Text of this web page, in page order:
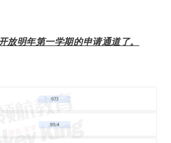
放明年第一学期的申请通道了。